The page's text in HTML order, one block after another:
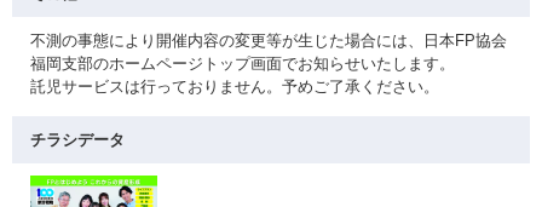
不測の事態により開催内容の変更等が生じた場合には、日本FP協会
福岡支部のホームページトップ画面でお知らせいたします。
託児サービスは行っておりません。予めご了承ください。
チラシデータ